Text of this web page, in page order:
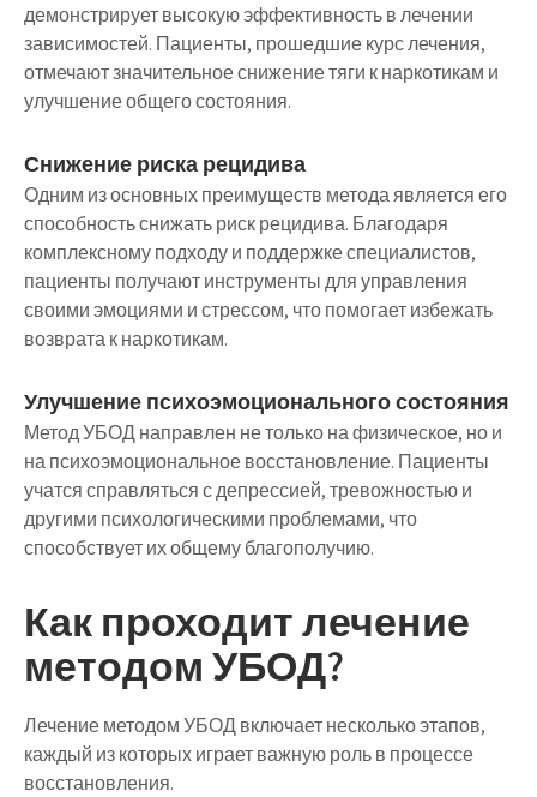
демонстрирует высокую эффективность в лечении
зависимостей. Пациенты, прошедшие курс лечения,
отмечают значительное снижение тяги к наркотикам и
улучшение общего состояния.
Снижение риска рецидива
Одним из основных преимуществ метода является его
способность снижать риск рецидива. Благодаря
комплексному подходу и поддержке специалистов,
пациенты получают инструменты для управления
своими эмоциями и стрессом, что помогает избежать
возврата к наркотикам.
Улучшение психоэмоционального состояния
Метод УБОД направлен не только на физическое, но и
на психоэмоциональное восстановление. Пациенты
учатся справляться с депрессией, тревожностью и
другими психологическими проблемами, что
способствует их общему благополучию.
Как проходит лечение
методом УБОД?
Лечение методом УБОД включает несколько этапов,
каждый из которых играет важную роль в процессе
восстановления.